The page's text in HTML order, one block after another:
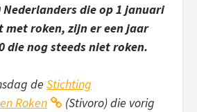
Nederlanders die op 1 januari
met roken, zijn er een jaar
die nog steeds niet roken.
de Stichting
Roken
(Stivoro) die vorig